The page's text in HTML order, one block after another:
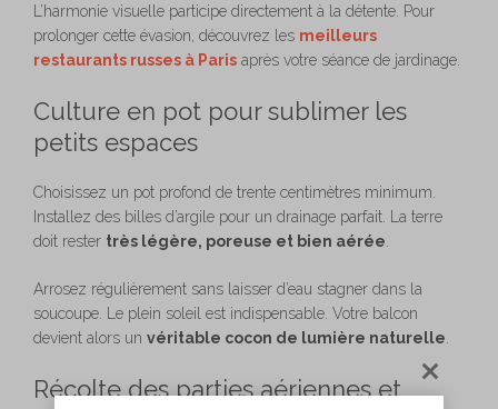
L’harmonie visuelle participe directement à la détente. Pour
prolonger cette évasion, découvrez les meilleurs
restaurants russes à Paris après votre séance de jardinage.
Culture en pot pour sublimer les
petits espaces
Choisissez un pot profond de trente centimètres minimum.
Installez des billes d’argile pour un drainage parfait. La terre
doit rester très légère, poreuse et bien aérée
Arrosez régulièrement sans laisser d’eau stagner dans la
soucoupe. Le plein soleil est indispensable. Votre balcon
devient alors un véritable cocon de lumière naturelle
Récolte des parties aériennes et